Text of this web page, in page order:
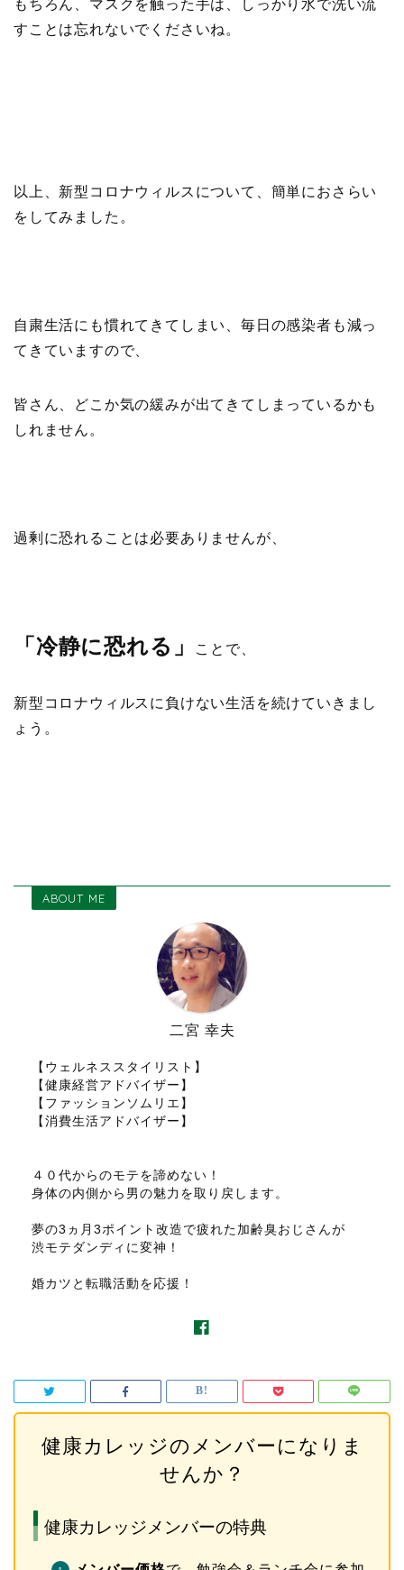
もちろん、マスクを触った手は、しっかり水で洗い流
すことは忘れないでくださいね。
以上、新型コロナウィルスについて、簡単におさらい
をしてみました。
自粛生活にも慣れてきてしまい、毎日の感染者も減っ
てきていますので、
皆さん、どこか気の緩みが出てきてしまっているかも
しれません。
過剰に恐れることは必要ありませんが、
「冷静に恐れる」 ことで、
新型コロナウィルスに負けない生活を続けていきまし
ょう。
ABOUT ME
二宮 幸夫
【ウェルネススタイリスト】
【健康経営アドバイザー】
【ファッションソムリエ】
【消費生活アドバイザー】
４０代からのモテを諦めない！
身体の内側から男の魅力を取り戻します。
夢の3ヵ月3ポイント改造で疲れた加齢臭おじさんが
渋モテダンディに変神！
婚カツと転職活動を応援！
健康カレッジのメンバーになりま
せんか？
健康カレッジメンバーの特典